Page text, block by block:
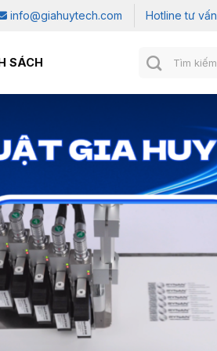
info@giahuytech.com Hotline tư vấn
SÁCH
Tìm